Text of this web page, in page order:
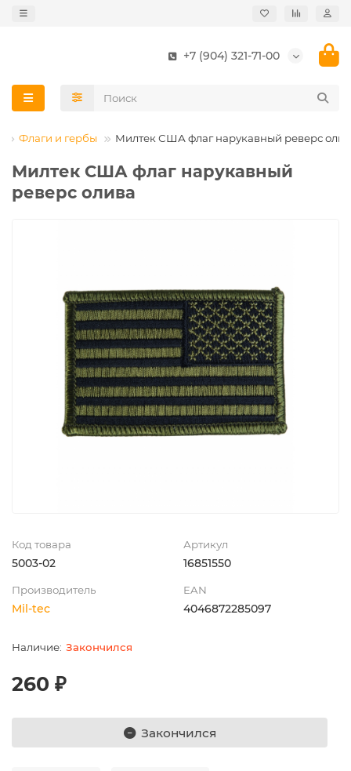
+7 (904) 321-71-00
Флаги и гербы Милтек США флаг нарукавный реверс
Милтек США флаг нарукавный
реверс олива
Код товара
5003-02
Артикул
16851550
Производитель
Mil-tec
EAN
4046872285097
Закончился
260 ₽
Закончился